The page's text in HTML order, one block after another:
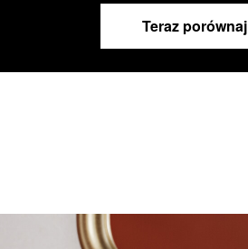
Teraz porównaj